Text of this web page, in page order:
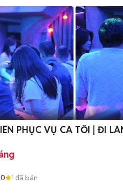
PHỤC VỤ CA TỐI | ĐI
1 đã bán